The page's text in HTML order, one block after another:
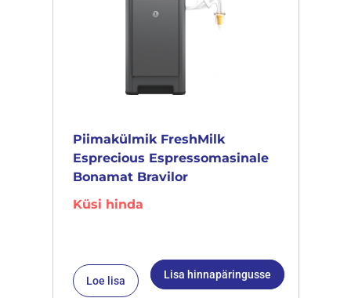
Piimakülmik FreshMilk
Esprecious Espressomasinale
Bonamat Bravilor
Küsi hinda
Loe lisa Lisa hinnapäringusse